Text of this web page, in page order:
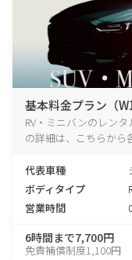
基本料金プラン（W1
RV・ミニバンのレン
の詳細は、こちらから
代表車種
ボディタイプ
営業時間
6時間まで7,700円
免責補償制度1,100円